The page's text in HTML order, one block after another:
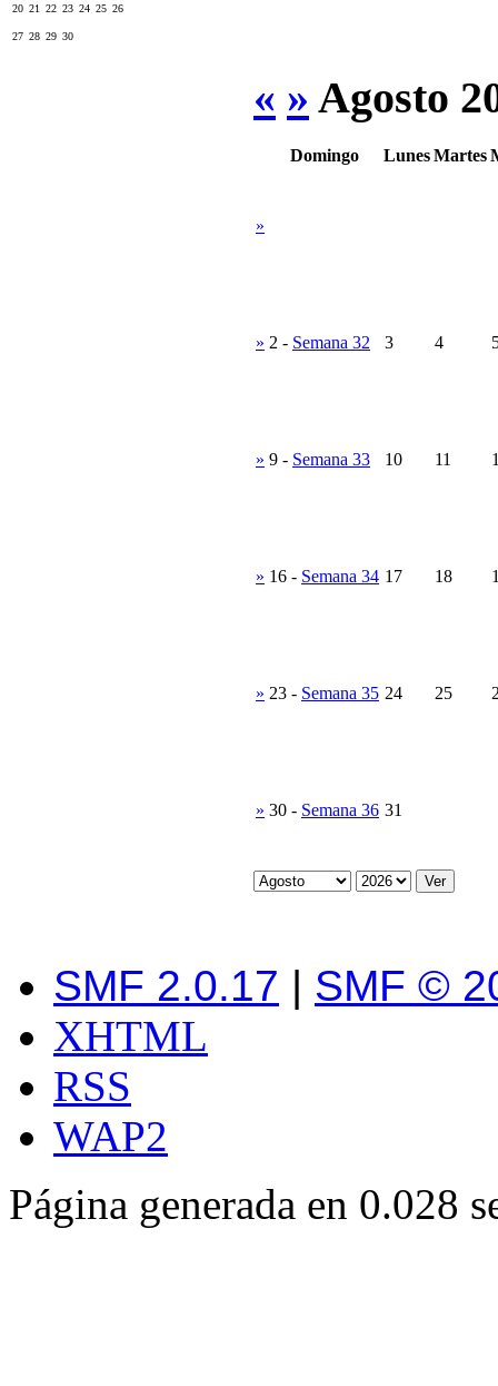
20 21 22 23 24 25 26
27 28 29 30
« » Agosto
Domingo LunesMartes
»
» 2 - Semana 32 3 4
» 9 - Semana 33 10 11
» 16 - Semana 34 17 18
» 23 - Semana 35 24 25
» 30 - Semana 36 31
SMF 2.0.17 | SMF ©
XHTML
RSS
WAP2
Página generada en 0.028